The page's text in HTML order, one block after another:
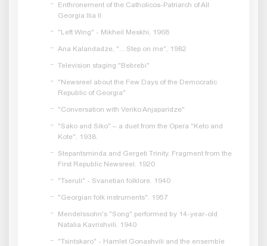
Enthronement of the Catholicos-Patriarch of All
Georgia Ilia II
"Left Wing" - Mikheil Meskhi, 1968
Ana Kalandadze, "... Step on me", 1982
Television staging "Bebrebi"
"Newsreel about the Few Days of the Democratic
Republic of Georgia"
"Conversation with Veriko Anjaparidze"
"Sako and Siko" – a duet from the Opera "Keto and
Kote". 1938.
Stepantsminda and Gergeti Trinity. Fragment from the
First Republic Newsreel. 1920
"Tseruli" - Svanetian folklore. 1940
"Georgian folk instruments". 1957
Mendelssohn's "Song" performed by 14-year-old
Natalia Kavrishvili. 1940
"Tsintskaro" - Hamlet Gonashvili and the ensemble